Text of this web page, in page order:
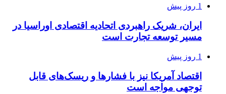
1 روز پیش
ایران، شریک راهبردی اتحادیه اقتصادی اوراسیا در
مسیر توسعه تجارت است
1 روز پیش
اقتصاد آمریکا نیز با فشارها و ریسک‌های قابل
توجهی مواجه است